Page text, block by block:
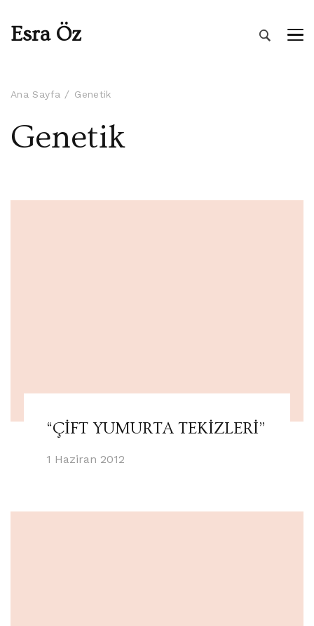
Esra Öz
Ana Sayfa Genetik
Genetik
“ÇİFT YUMURTA TEKİZLERİ”
1 Haziran 2012